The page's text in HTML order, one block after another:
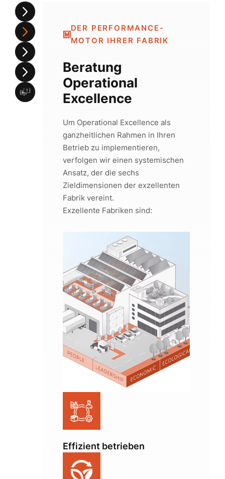
DER PERFORMANCE-
MOTOR IHRER FABRIK
Beratung
Operational
Excellence
Um Operational Excellence als
ganzheitlichen Rahmen in Ihren
Betrieb zu implementieren,
verfolgen wir einen systemischen
Ansatz, der die sechs
Zieldimensionen der exzellenten
Fabrik vereint.
Exzellente Fabriken sind:
Effizient betrieben